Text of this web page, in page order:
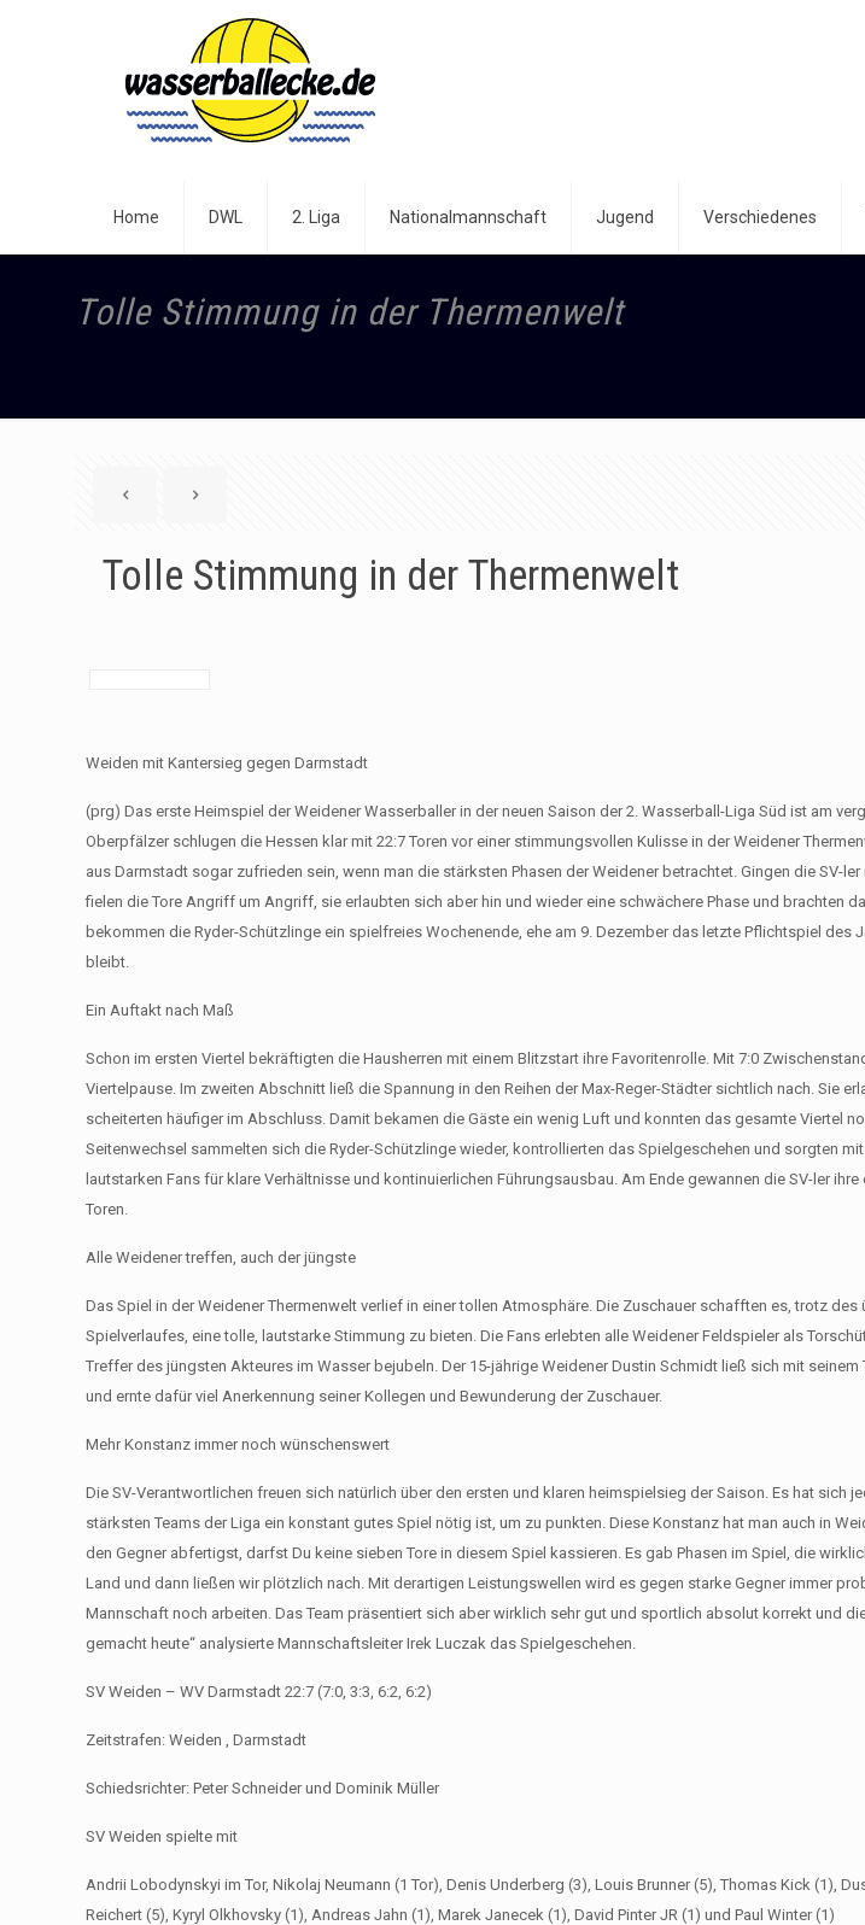
Home DWL 2. Liga Nationalmannschaft Jugend Verschiedenes
Tolle Stimmung in der Thermenwelt
Tolle Stimmung in der Thermenwelt
Weiden mit Kantersieg gegen Darmstadt
(prg) Das erste Heimspiel der Weidener Wasserballer in der neuen Saison der 2. Wasserball-Liga Süd ist am
Oberpfälzer schlugen die Hessen klar mit 22:7 Toren vor einer stimmungsvollen Kulisse in der Weidener
aus Darmstadt sogar zufrieden sein, wenn man die stärksten Phasen der Weidener betrachtet. Gingen die SV-
fielen die Tore Angriff um Angriff, sie erlaubten sich aber hin und wieder eine schwächere Phase und brachten
bekommen die Ryder-Schützlinge ein spielfreies Wochenende, ehe am 9. Dezember das letzte Pflichtspiel des
bleibt.
Ein Auftakt nach Maß
Schon im ersten Viertel bekräftigten die Hausherren mit einem Blitzstart ihre Favoritenrolle. Mit 7:0
Viertelpause. Im zweiten Abschnitt ließ die Spannung in den Reihen der Max-Reger-Städter sichtlich nach. Sie
scheiterten häufiger im Abschluss. Damit bekamen die Gäste ein wenig Luft und konnten das gesamte Viertel
Seitenwechsel sammelten sich die Ryder-Schützlinge wieder, kontrollierten das Spielgeschehen und sorgten
lautstarken Fans für klare Verhältnisse und kontinuierlichen Führungsausbau. Am Ende gewannen die SV-ler
Toren.
Alle Weidener treffen, auch der jüngste
Das Spiel in der Weidener Thermenwelt verlief in einer tollen Atmosphäre. Die Zuschauer schafften es, trotz des
Spielverlaufes, eine tolle, lautstarke Stimmung zu bieten. Die Fans erlebten alle Weidener Feldspieler als
Treffer des jüngsten Akteures im Wasser bejubeln. Der 15-jährige Weidener Dustin Schmidt ließ sich mit
und ernte dafür viel Anerkennung seiner Kollegen und Bewunderung der Zuschauer.
Mehr Konstanz immer noch wünschenswert
Die SV-Verantwortlichen freuen sich natürlich über den ersten und klaren heimspielsieg der Saison. Es hat sich
stärksten Teams der Liga ein konstant gutes Spiel nötig ist, um zu punkten. Diese Konstanz hat man auch in
den Gegner abfertigst, darfst Du keine sieben Tore in diesem Spiel kassieren. Es gab Phasen im Spiel, die
Land und dann ließen wir plötzlich nach. Mit derartigen Leistungswellen wird es gegen starke Gegner immer
Mannschaft noch arbeiten. Das Team präsentiert sich aber wirklich sehr gut und sportlich absolut korrekt und
gemacht heute“ analysierte Mannschaftsleiter Irek Luczak das Spielgeschehen.
SV Weiden – WV Darmstadt 22:7 (7:0, 3:3, 6:2, 6:2)
Zeitstrafen: Weiden , Darmstadt
Schiedsrichter: Peter Schneider und Dominik Müller
SV Weiden spielte mit
Andrii Lobodynskyi im Tor, Nikolaj Neumann (1 Tor), Denis Underberg (3), Louis Brunner (5), Thomas Kick (1),
Reichert (5), Kyryl Olkhovsky (1), Andreas Jahn (1), Marek Janecek (1), David Pinter JR (1) und Paul Winter (1)